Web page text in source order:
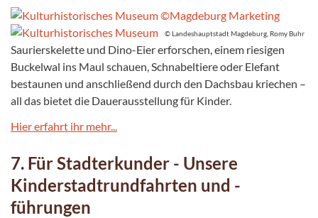
© Landeshauptstadt Magdeburg, Romy Buhr
Saurierskelette und Dino-Eier erforschen, einem riesigen
Buckelwal ins Maul schauen, Schnabeltiere oder Elefant
bestaunen und anschließend durch den Dachsbau kriechen –
all das bietet die Dauerausstellung für Kinder.
Hier erfahrt ihr mehr...
7. Für Stadterkunder - Unsere
Kinderstadtrundfahrten und -
führungen